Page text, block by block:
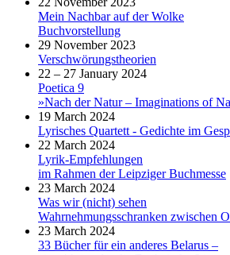
Mein Nachbar auf der Wolke
Buchvorstellung
29 November 2023
Verschwörungstheorien
22 – 27 January 2024
Poetica 9
»Nach der Natur – Imaginations of
19 March 2024
Lyrisches Quartett - Gedichte im
22 March 2024
Lyrik-Empfehlungen
im Rahmen der Leipziger Buchmesse
23 March 2024
Was wir (nicht) sehen
Wahrnehmungsschranken zwischen
23 March 2024
33 Bücher für ein anderes Belarus –